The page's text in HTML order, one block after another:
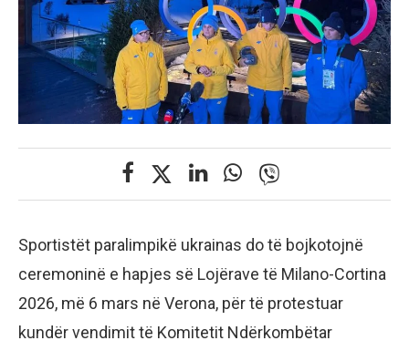
Sportistët paralimpikë ukrainas do të bojkotojnë
ceremoninë e hapjes së Lojërave të Milano-Cortina
2026, më 6 mars në Verona, për të protestuar
kundër vendimit të Komitetit Ndërkombëtar